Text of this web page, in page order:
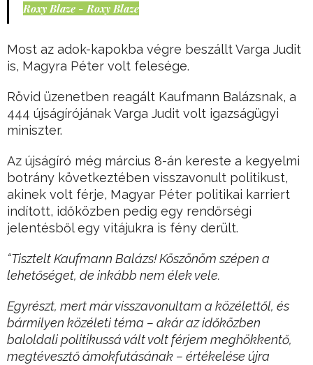
Roxy Blaze - Roxy Blaze
Most az adok-kapokba végre beszállt Varga Judit
is, Magyra Péter volt felesége.
Rövid üzenetben reagált Kaufmann Balázsnak, a
444 újságírójának Varga Judit volt igazságügyi
miniszter.
Az újságíró még március 8-án kereste a kegyelmi
botrány következtében visszavonult politikust,
akinek volt férje, Magyar Péter politikai karriert
indított, időközben pedig egy rendőrségi
jelentésből egy vitájukra is fény derült.
“Tisztelt Kaufmann Balázs! Köszönöm szépen a
lehetőséget, de inkább nem élek vele.
Egyrészt, mert már visszavonultam a közélettől, és
bármilyen közéleti téma – akár az időközben
baloldali politikussá vált volt férjem meghökkentő,
megtévesztő ámokfutásának – értékelése újra